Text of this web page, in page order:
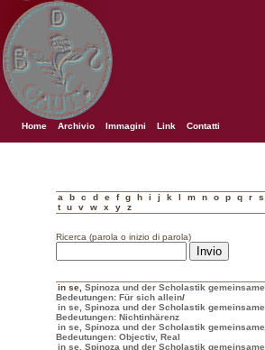
Home Archivio Immagini Link Contatti
a b c d e f g h i j k l m n o p q r
s
t
u v w x y z
Ricerca (parola o inizio di parola)
in se Spinoza und der Scholastik gemeinsame
Bedeutungen: Für sich allein/
in se, Spinoza und der Scholastik gemeinsame
Bedeutungen: Nichtinhärenz
in se, Spinoza und der Scholastik gemeinsame
Bedeutungen: Objectiv, Real
in se, Spinoza und der Scholastik gemeinsame